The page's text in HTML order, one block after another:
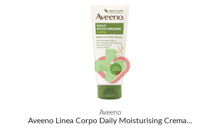
Aveeno
Aveeno Linea Corpo Daily Moisturising Crema...